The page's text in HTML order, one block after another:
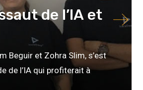
de l’IA et
Beguir et Zohra Slim, s’est
de l’IA qui profiterait à